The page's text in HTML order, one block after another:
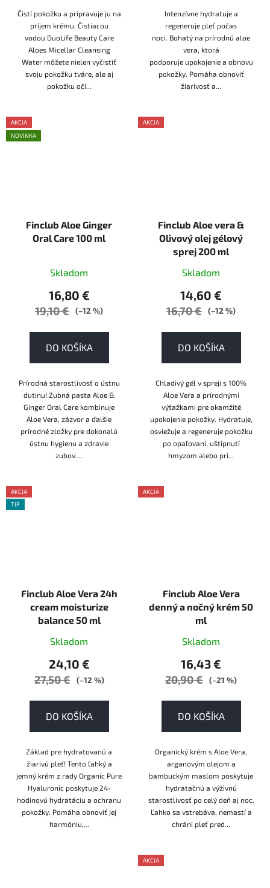
Čistí pokožku a pripravuje ju na
príjem krému. Čistiacou
vodou DuoLife Beauty Care
Aloes Micellar Cleansing
Water môžete nielen vyčistiť
svoju pokožku tváre, ale aj
pokožku očí...
Intenzívne hydratuje a
regeneruje pleť počas
noci. Bohatý na prírodnú aloe
vera, ktorá
podporuje upokojenie a obnovu
pokožky. Pomáha obnoviť
žiarivosť a...
AKCIA
NOVINKA
Finclub Aloe Ginger
Oral Care 100 ml
Skladom
16,80 €
19,10 € (–12 %)
DO KOŠÍKA
Prírodná starostlivosť o ústnu
dutinu! Zubná pasta Aloe &
Ginger Oral Care kombinuje
Aloe Vera, zázvor a ďalšie
prírodné zložky pre dokonalú
ústnu hygienu a zdravie
zubov....
AKCIA
Finclub Aloe vera &
Olivový olej gélový
sprej 200 ml
Skladom
14,60 €
16,70 € (–12 %)
DO KOŠÍKA
Chladivý gél v spreji s 100%
Aloe Vera a prírodnými
výťažkami pre okamžité
upokojenie pokožky. Hydratuje,
osviežuje a regeneruje pokožku
po opaľovaní, uštipnutí
hmyzom alebo pri...
AKCIA
TIP
Finclub Aloe Vera 24h
cream moisturize
balance 50 ml
Skladom
24,10 €
27,50 € (–12 %)
DO KOŠÍKA
Základ pre hydratovanú a
žiarivú pleť! Tento ľahký a
jemný krém z rady Organic Pure
Hyaluronic poskytuje 24-
hodinovú hydratáciu a ochranu
pokožky. Pomáha obnoviť jej
harmóniu,...
AKCIA
Finclub Aloe Vera
denný a nočný krém 50
ml
Skladom
16,43 €
20,90 € (–21 %)
DO KOŠÍKA
Organický krém s Aloe Vera,
arganovým olejom a
bambuckým maslom poskytuje
hydratačnú a výživnú
starostlivosť po celý deň aj noc.
Ľahko sa vstrebáva, nemastí a
chráni pleť pred...
AKCIA